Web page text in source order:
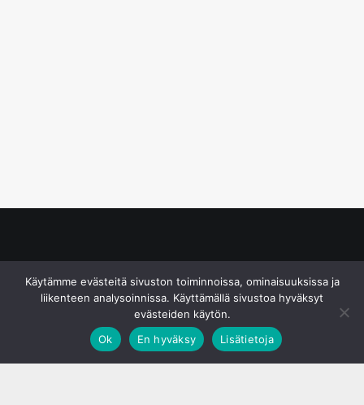
Käytämme evästeitä sivuston toiminnoissa, ominaisuuksissa ja
liikenteen analysoinnissa. Käyttämällä sivustoa hyväksyt
evästeiden käytön.
Ok
En hyväksy Lisätietoja